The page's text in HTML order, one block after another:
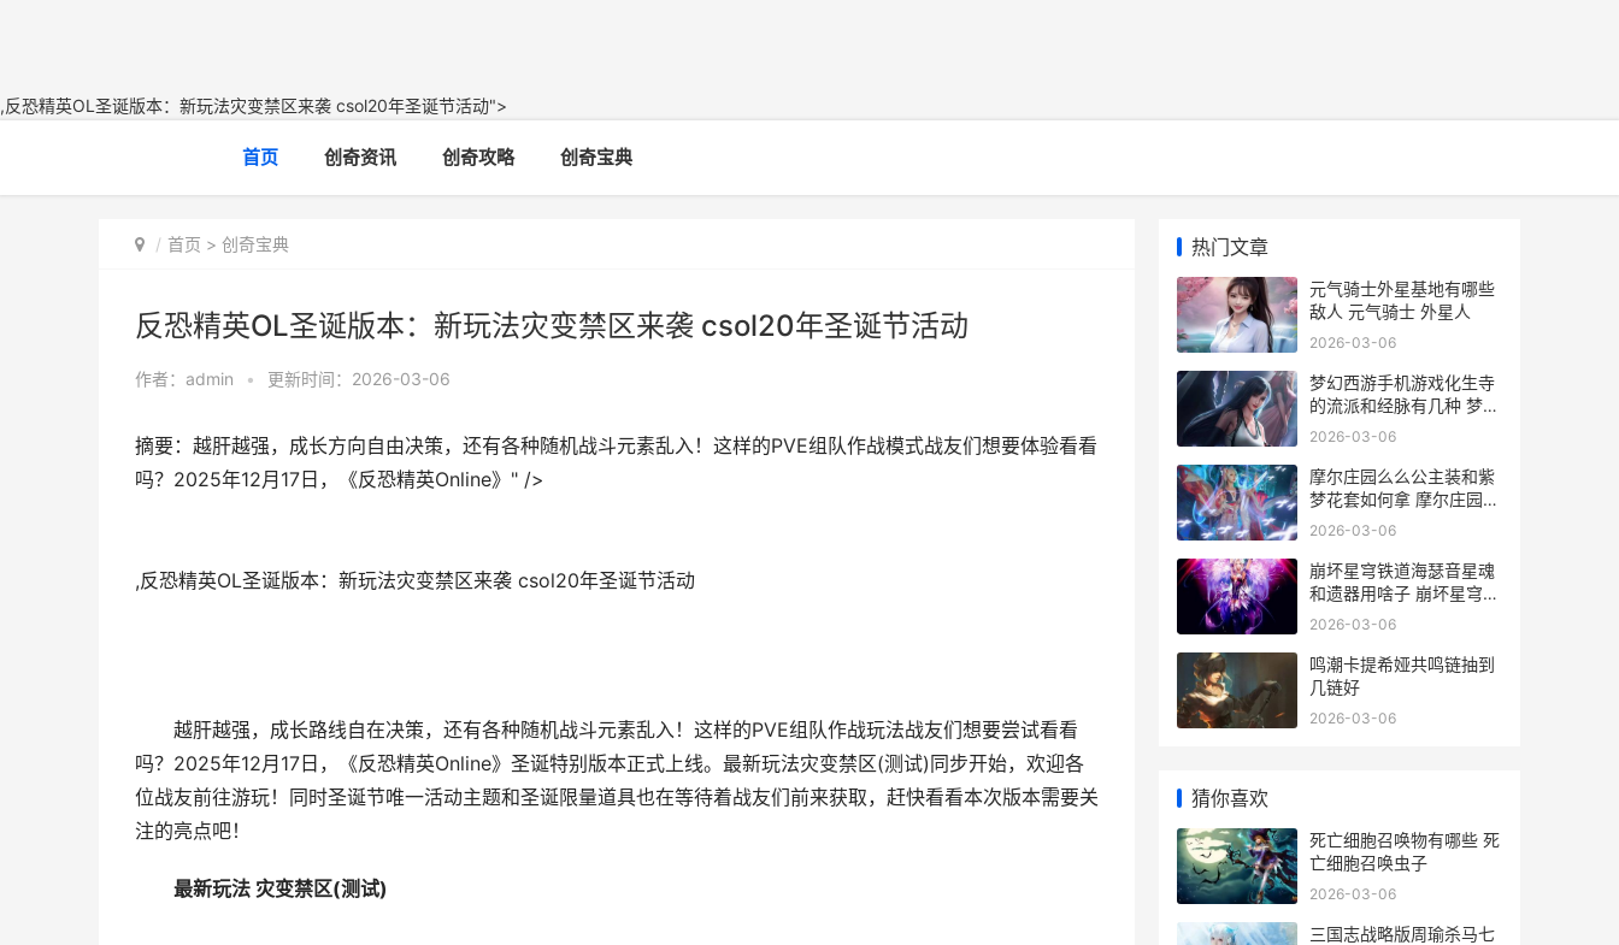
,反恐精英OL圣诞版本：新玩法灾变禁区来袭 csol20年圣诞节活动">
首页 创奇资讯 创奇攻略 创奇宝典
首页 > 创奇宝典
反恐精英OL圣诞版本：新玩法灾变禁区来袭 csol20年圣诞节活动
作者： admin • 更新时间：2026-03-06
摘要：越肝越强，成长方向自由决策，还有各种随机战斗元素乱入！这样的PVE组队作战模式战友们想要体验看看
吗？2025年12月17日，《反恐精英Online》" />
,反恐精英OL圣诞版本：新玩法灾变禁区来袭 csol20年圣诞节活动
越肝越强，成长路线自在决策，还有各种随机战斗元素乱入！这样的PVE组队作战玩法战友们想要尝试看看
吗？2025年12月17日，《反恐精英Online》圣诞特别版本正式上线。最新玩法灾变禁区(测试)同步开始，欢迎各
位战友前往游玩！同时圣诞节唯一活动主题和圣诞限量道具也在等待着战友们前来获取，赶快看看本次版本需要关
注的亮点吧！
最新玩法 灾变禁区(测试)
热门文章
元气骑士外星基地有哪些
敌人 元气骑士 外星人
2026-03-06
梦幻西游手机游戏化生寺
的流派和经脉有几种 梦幻
西游手机游苹果
2026-03-06
摩尔庄园么么公主装和紫
梦花套如何拿 摩尔庄园么
么公主生日
2026-03-06
崩坏星穹铁道海瑟音星魂
和遗器用啥子 崩坏星穹铁
道海盗占领列车
2026-03-06
鸣潮卡提希娅共鸣链抽到
几链好
2026-03-06
猜你喜欢
死亡细胞召唤物有哪些 死
亡细胞召唤虫子
2026-03-06
三国志战略版周瑜杀马七